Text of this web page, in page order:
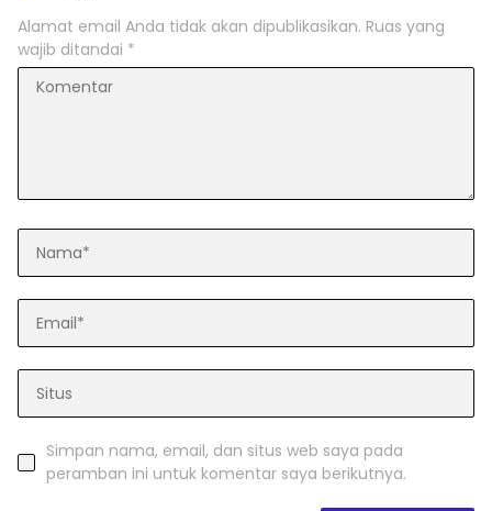
Alamat email Anda tidak akan dipublikasikan. Ruas yang
wajib ditandai *
Simpan nama, email, dan situs web saya pada
peramban ini untuk komentar saya berikutnya.